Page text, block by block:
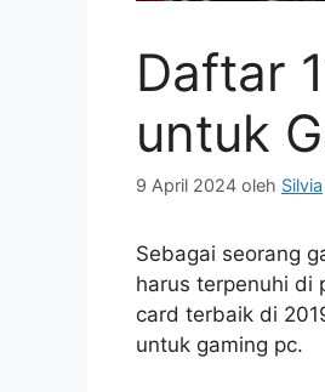
Daftar
untuk
9 April 2024 oleh Silvia
Sebagai seorang
harus terpenuhi di
card terbaik di
untuk gaming pc.